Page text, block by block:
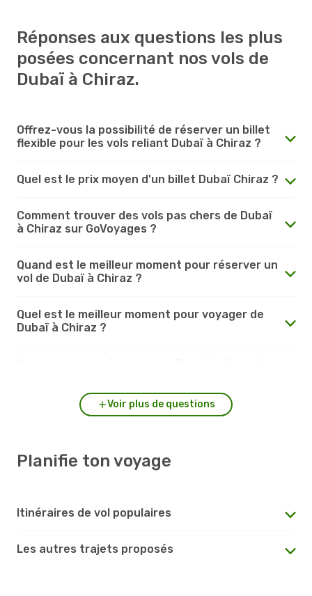
Réponses aux questions les plus
posées concernant nos vols de
Dubaï à Chiraz.
Offrez-vous la possibilité de réserver un billet
flexible pour les vols reliant Dubaï à Chiraz ?
Quel est le prix moyen d'un billet Dubaï Chiraz ?
Comment trouver des vols pas chers de Dubaï
à Chiraz sur GoVoyages ?
Quand est le meilleur moment pour réserver un
vol de Dubaï à Chiraz ?
Quel est le meilleur moment pour voyager de
Dubaï à Chiraz ?
Voir plus de questions
Planifie ton voyage
Itinéraires de vol populaires
Les autres trajets proposés